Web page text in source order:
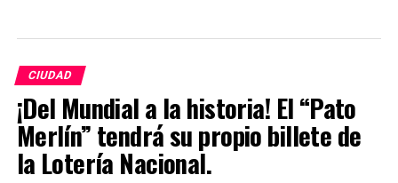
CIUDAD
¡Del Mundial a la historia! El “Pato
Merlín” tendrá su propio billete de
la Lotería Nacional.